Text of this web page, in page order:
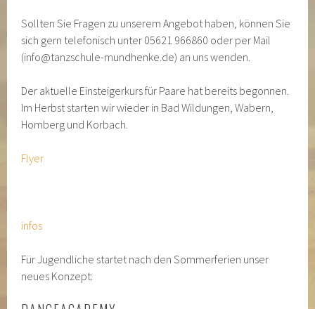
Sollten Sie Fragen zu unserem Angebot haben, können Sie
sich gern telefonisch unter 05621 966860 oder per Mail
(info@tanzschule-mundhenke.de) an uns wenden.
Der aktuelle Einsteigerkurs für Paare hat bereits begonnen.
Im Herbst starten wir wieder in Bad Wildungen, Wabern,
Homberg und Korbach.
Flyer
infos
Für Jugendliche startet nach den Sommerferien unser
neues Konzept: